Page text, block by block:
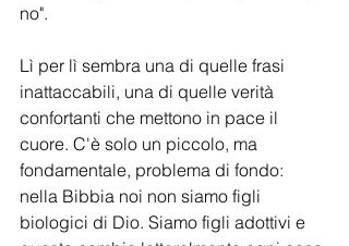
no".
Lì per lì sembra una di quelle frasi
inattaccabili, una di quelle verità
confortanti che mettono in pace il
cuore. C'è solo un piccolo, ma
fondamentale, problema di fondo:
nella Bibbia noi non siamo figli
biologici di Dio. Siamo figli adottivi e